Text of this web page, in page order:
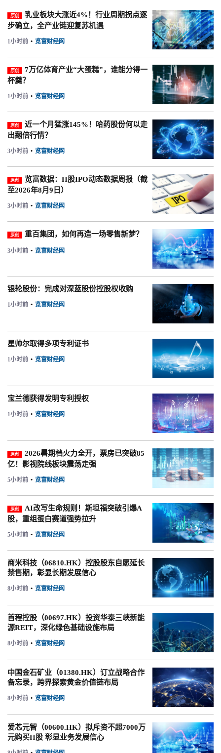
原创
乳业板块大涨近4%！行业周期拐点逐
步确立，全产业链迎复苏机遇
1小时前 • 览富财经网
原创
7万亿体育产业“大蛋糕”，谁能分得一
杯羹？
1小时前 • 览富财经网
原创
近一个月猛涨145%！哈药股份何以走
出翻倍行情？
3小时前 • 览富财经网
原创
览富数据：H股IPO动态数据周报（截
至2026年8月9日）
3小时前 • 览富财经网
原创 重百集团，如何再造一场零售新梦？
3小时前 • 览富财经网
银轮股份：完成对深蓝股份控股权收购
1小时前 • 览富财经网
星帅尔取得多项专利证书
1小时前 • 览富财经网
宝兰德获得发明专利授权
1小时前 • 览富财经网
原创
2026暑期档火力全开，票房已突破85
亿！影视院线板块震荡走强
5小时前 • 览富财经网
原创
AI改写生命规则！斯坦福突破引爆A
股，重组蛋白赛道强势拉升
5小时前 • 览富财经网
商米科技（06810.HK）控股股东自愿延长
禁售期，彰显长期发展信心
8小时前 • 览富财经网
首程控股（00697.HK）投资华泰三峡新能
源REIT，深化绿色基础设施布局
8小时前 • 览富财经网
中国金石矿业（01380.HK）订立战略合作
备忘录，跨界探索黄金价值链布局
8小时前 • 览富财经网
爱芯元智（00600.HK）拟斥资不超7000万
元购买H股 彰显业务发展信心